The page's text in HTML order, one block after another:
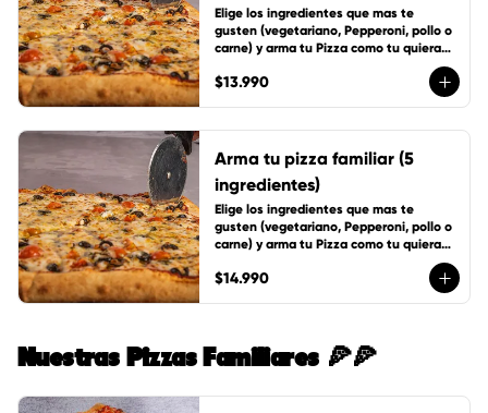
Elige los ingredientes que mas te
gusten (vegetariano, Pepperoni, pollo o
carne) y arma tu Pizza como tu quieras,
$13.990
Arma tu pizza familiar (5
ingredientes)
Elige los ingredientes que mas te
gusten (vegetariano, Pepperoni, pollo o
carne) y arma tu Pizza como tu quieras,
$14.990
Nuestras Pizzas Familiares 🍕🍕